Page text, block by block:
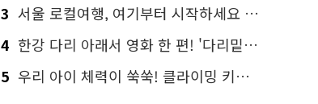
3 서울 로컬여행, 여기부터 시작하세요 '서울에디션25'
4 한강 다리 아래서 영화 한 편! '다리밑 영화관' 무료 상영
5 우리 아이 체력이 쑥쑥! 클라이밍 키즈카페·어린이 체력장